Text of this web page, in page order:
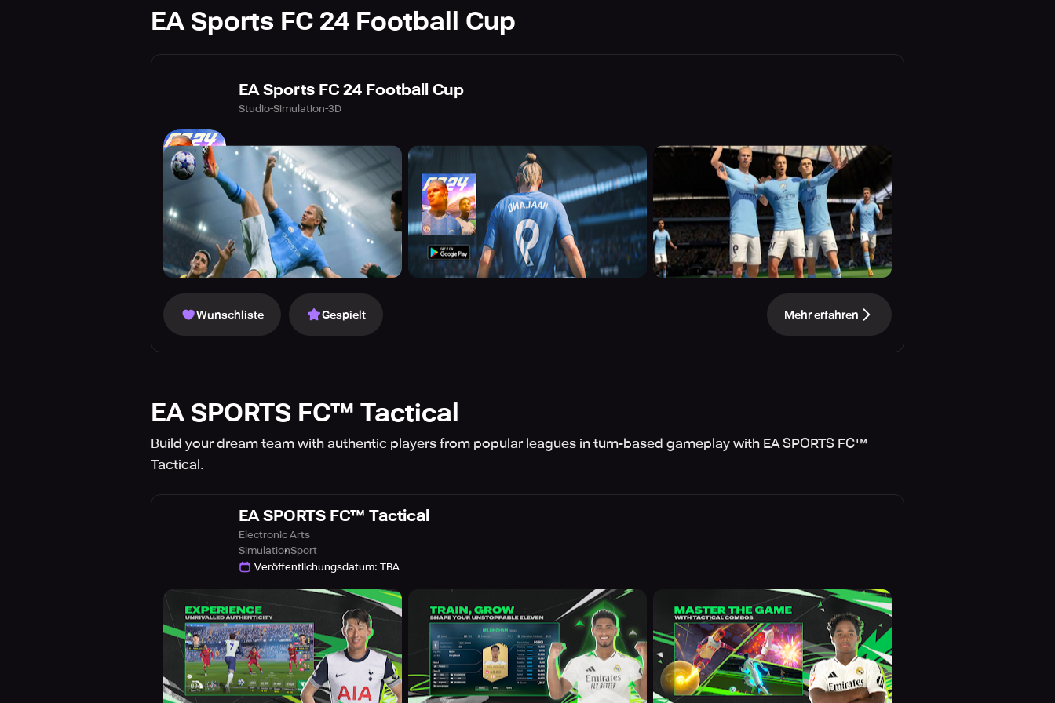
EA Sports FC 24 Football Cup
EA Sports FC 24 Football Cup
Studio-Simulation-3D
Wunschliste Gespielt Mehr erfahren
EA SPORTS FC™ Tactical
Build your dream team with authentic players from popular leagues in turn-based gameplay with EA SPORTS FC™
Tactical.
EA SPORTS FC™ Tactical
Electronic Arts
SimulationSport
Veröffentlichungsdatum: TBA